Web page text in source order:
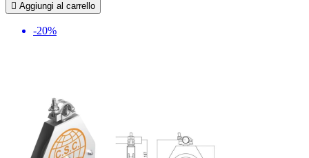
 Aggiungi al carrello
-20%